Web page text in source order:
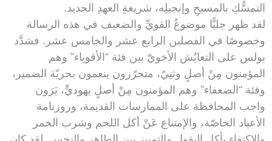
التمسُّكِ بالمسيحِ وإنجيلِه، شريعةِ العهدِ الجديد.
لقد ظهر جليًّا موضوعُ القويِّ والضعيف في هذه الرسالة
وخصوصًا في الفصلين الرابع عشر والخامس عشر. فشدَّد
بولس على التعايُش الأخويّ بين فئة “الأقوياء” وهم
المؤمنون مِنْ أصلٍ وثنِيّ، متحرّرون ينعمون بحريّة الضمير،
وفئة “الضعفاء” وهم المؤمنون مِنْ أصلٍ يهوديٍّ، يَرَون
واجب المحافظة على الممارسات القديمة، وروزنامة
الأعياد الخاصّة، والإمتناع عَنْ أكل اللحم وشرب الخمر